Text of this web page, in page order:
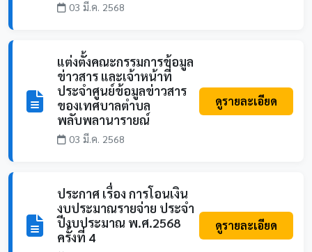
03 มี.ค. 2568
แต่งตั้งคณะกรรมการข้อมูล
ข่าวสาร และเจ้าหน้าที่
ประจำศูนย์ข้อมูลข่าวสาร
ของเทศบาลตำบล
พลับพลานารายณ์
03 มี.ค. 2568
ดูรายละเอียด
ประกาศ เรื่อง การโอนเงิน
งบประมาณรายจ่าย ประจำ
ปีงบประมาณ พ.ศ.2568
ครั้งที่ 4
ดูรายละเอียด